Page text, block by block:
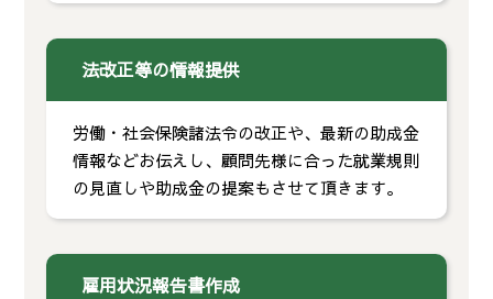
法改正等の情報提供
労働・社会保険諸法令の改正や、最新の助成金
情報などお伝えし、顧問先様に合った就業規則
の見直しや助成金の提案もさせて頂きます。
雇用状況報告書作成